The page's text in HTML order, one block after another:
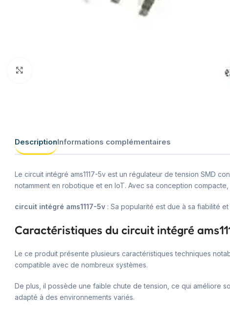
DescriptionInformations complémentaires
Le circuit intégré ams1117-5v est un régulateur de tension SMD
notamment en robotique et en IoT. Avec sa conception
circuit intégré ams1117-5v : Sa popularité est due à sa fiabilité et
Caractéristiques du circuit intégré
Le ce produit présente plusieurs caractéristiques techniques
compatible avec de nombreux systèmes.
De plus, il possède une faible chute de tension, ce qui améliore
adapté à des environnements variés.